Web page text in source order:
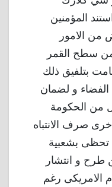
المؤمنين
من الامور
من سطح القمر
بتلفيق ذلك
و لضمان
من الحكومة
صرف الانتباه
تحظى بشعبية
طرح و انتشار
الامريكى رغم